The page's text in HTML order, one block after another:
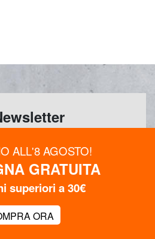
novità e ispirazioni di
15% DI SCONTO
ALL'8 AGOSTO!
GRATUITA
superiori a 30€
ORA